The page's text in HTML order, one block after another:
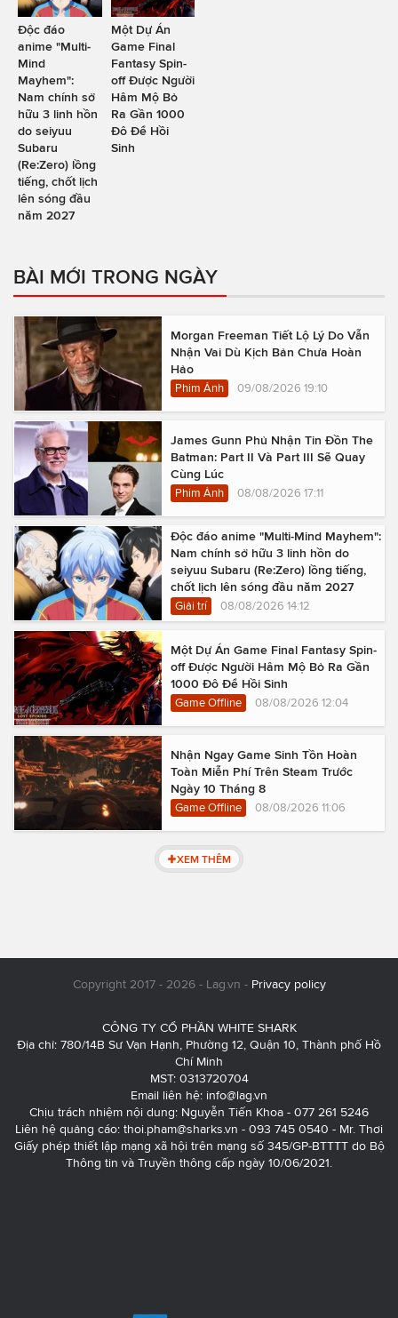
Độc đáo
anime "Multi-
Mind
Mayhem":
Nam chính sở
hữu 3 linh hồn
do seiyuu
Subaru
(Re:Zero) lồng
tiếng, chốt lịch
lên sóng đầu
năm 2027
Một Dự Án
Game Final
Fantasy Spin-
off Được Người
Hâm Mộ Bỏ
Ra Gần 1000
Đô Để Hồi
Sinh
BÀI MỚI TRONG NGÀY
Morgan Freeman Tiết Lộ Lý Do Vẫn
Nhận Vai Dù Kịch Bản Chưa Hoàn
Hảo
Phim Ảnh 09/08/2026 19:10
James Gunn Phủ Nhận Tin Đồn The
Batman: Part II Và Part III Sẽ Quay
Cùng Lúc
Phim Ảnh 08/08/2026 17:11
Độc đáo anime "Multi-Mind Mayhem":
Nam chính sở hữu 3 linh hồn do
seiyuu Subaru (Re:Zero) lồng tiếng,
chốt lịch lên sóng đầu năm 2027
Giải trí 08/08/2026 14:12
Một Dự Án Game Final Fantasy Spin-
off Được Người Hâm Mộ Bỏ Ra Gần
1000 Đô Để Hồi Sinh
Game Offline 08/08/2026 12:04
Nhận Ngay Game Sinh Tồn Hoàn
Toàn Miễn Phí Trên Steam Trước
Ngày 10 Tháng 8
Game Offline 08/08/2026 11:06
XEM THÊM
Copyright 2017 - 2026 - Lag.vn - Privacy policy
CÔNG TY CỔ PHẦN WHITE SHARK
Địa chỉ: 780/14B Sư Vạn Hạnh, Phường 12, Quận 10, Thành phố Hồ
Chí Minh
MST: 0313720704
Email liên hệ: info@lag.vn
Chịu trách nhiệm nội dung: Nguyễn Tiến Khoa - 077 261 5246
Liên hệ quảng cáo: thoi.pham@sharks.vn - 093 745 0540 - Mr. Thơi
Giấy phép thiết lập mạng xã hội trên mạng số 345/GP-BTTTT do Bộ
Thông tin và Truyền thông cấp ngày 10/06/2021.